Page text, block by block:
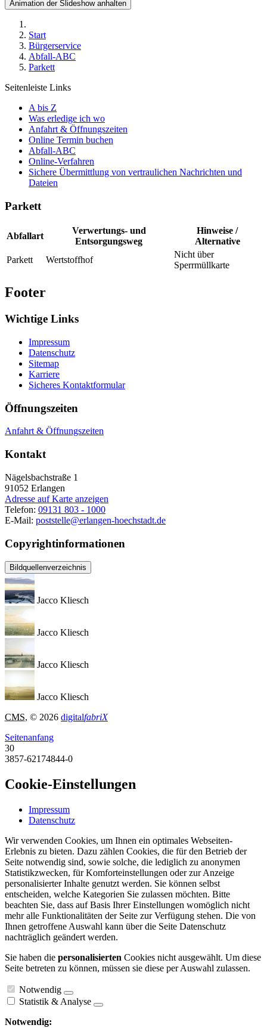
Animation der Slideshow anhalten
Start
Bürgerservice
Abfall-ABC
Parkett
Seitenleiste Links
A bis Z
Was erledige ich wo
Anfahrt & Öffnungszeiten
Online Termin buchen
Abfall-ABC
Online-Verfahren
Sichere Übermittlung von vertraulichen Nachrichten und
Dateien
Parkett
Abfallart
Verwertungs- und
Entsorgungsweg
Hinweise /
Alternative
Parkett
Wertstoffhof
Nicht über
Sperrmüllkarte
Footer
Wichtige Links
Impressum
Datenschutz
Sitemap
Karriere
Sicheres Kontaktformular
Öffnungszeiten
Anfahrt & Öffnungszeiten
Kontakt
Nägelsbachstraße 1
91052 Erlangen
Adresse auf Karte anzeigen
Telefon: 09131 803 - 1000
E-Mail: poststelle@erlangen-hoechstadt.de
Copyrightinformationen
Bildquellenverzeichnis
Jacco Kliesch
Jacco Kliesch
Jacco Kliesch
Jacco Kliesch
CMS, © 2026 digitalfabriX
Seitenanfang
30
3857-62174844-0
Cookie-Einstellungen
Impressum
Datenschutz
Wir verwenden Cookies, um Ihnen ein optimales Webseiten-
Erlebnis zu bieten. Dazu zählen Cookies, die für den Betrieb der
Seite notwendig sind, sowie solche, die lediglich zu anonymen
Statistikzwecken, für Komforteinstellungen oder zur Anzeige
personalisierter Inhalte genutzt werden. Sie können selbst
entscheiden, welche Kategorien Sie zulassen möchten. Bitte
beachten Sie, dass auf Basis Ihrer Einstellungen womöglich nicht
mehr alle Funktionalitäten der Seite zur Verfügung stehen. Die von
Ihnen getroffene Auswahl kann über die Seite Datenschutz
nachträglich geändert werden.
Sie haben die personalisierten Cookies nicht ausgewählt. Um diese
Seite betreten zu können, müssen sie diese per Auswahl zulassen.
Notwendig
Statistik & Analyse
Notwendig: